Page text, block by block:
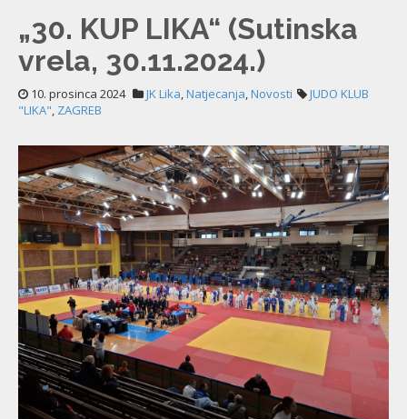
„30. KUP LIKA“ (Sutinska
vrela, 30.11.2024.)
10. prosinca 2024 JK Lika,Natjecanja,Novosti
JUDO KLUB
"LIKA", ZAGREB